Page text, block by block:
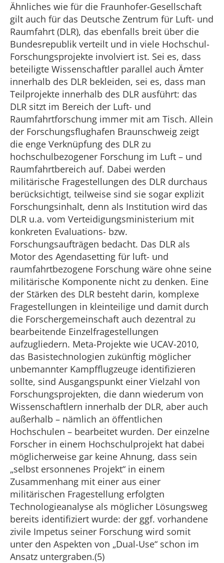
Ähnliches wie für die Fraunhofer-Gesellschaft
gilt auch für das Deutsche Zentrum für Luft- und
Raumfahrt (DLR), das ebenfalls breit über die
Bundesrepublik verteilt und in viele Hochschul-
Forschungsprojekte involviert ist. Sei es, dass
beteiligte Wissenschaftler parallel auch Ämter
innerhalb des DLR bekleiden, sei es, dass man
Teilprojekte innerhalb des DLR ausführt: das
DLR sitzt im Bereich der Luft- und
Raumfahrtforschung immer mit am Tisch. Allein
der Forschungsflughafen Braunschweig zeigt
die enge Verknüpfung des DLR zu
hochschulbezogener Forschung im Luft – und
Raumfahrtbereich auf. Dabei werden
militärische Fragestellungen des DLR durchaus
berücksichtigt, teilweise sind sie sogar explizit
Forschungsinhalt, denn als Institution wird das
DLR u.a. vom Verteidigungsministerium mit
konkreten Evaluations- bzw.
Forschungsaufträgen bedacht. Das DLR als
Motor des Agendasetting für luft- und
raumfahrtbezogene Forschung wäre ohne seine
militärische Komponente nicht zu denken. Eine
der Stärken des DLR besteht darin, komplexe
Fragestellungen in kleinteilige und damit durch
die Forschergemeinschaft auch dezentral zu
bearbeitende Einzelfragestellungen
aufzugliedern. Meta-Projekte wie UCAV-2010,
das Basistechnologien zukünftig möglicher
unbemannter Kampfflugzeuge identifizieren
sollte, sind Ausgangspunkt einer Vielzahl von
Forschungsprojekten, die dann wiederum von
Wissenschaftlern innerhalb der DLR, aber auch
außerhalb – nämlich an öffentlichen
Hochschulen – bearbeitet wurden. Der einzelne
Forscher in einem Hochschulprojekt hat dabei
möglicherweise gar keine Ahnung, dass sein
„selbst ersonnenes Projekt“ in einem
Zusammenhang mit einer aus einer
militärischen Fragestellung erfolgten
Technologieanalyse als möglicher Lösungsweg
bereits identifiziert wurde: der ggf. vorhandene
zivile Impetus seiner Forschung wird somit
unter den Aspekten von „Dual-Use“ schon im
Ansatz untergraben.(5)